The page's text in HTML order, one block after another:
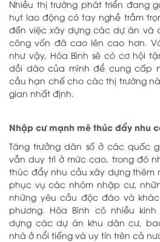
Nhiều thị trường phát triển đang
hụt lao động có tay nghề trầm
đến việc xây dựng các dự án và
công vốn đã cao lên cao hơn.
như vậy, Hòa Bình sẽ có cơ hội
dồi dào của mình để cung cấp
cầu hạn chế cho các thị trường
gian nhất định.
Nhập cư mạnh mẽ thúc đẩy nhu
Tăng trưởng dân số ở các quốc
vẫn duy trì ở mức cao, trong đó
thúc đẩy nhu cầu xây dựng thêm
phục vụ các nhóm nhập cư,
những yêu cầu độc đáo và
phương. Hòa Bình có nhiều
dựng các dự án khu dân cư,
nhà ở nổi tiếng và uy tín trên cả